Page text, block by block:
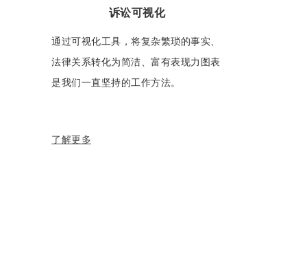
诉讼可视化
通过可视化工具，将复杂繁琐的事实、
法律关系转化为简洁、富有表现力图表
是我们一直坚持的工作方法。
了解更多